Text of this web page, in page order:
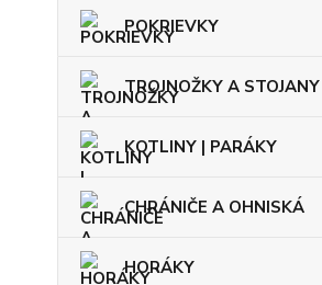
POKRIEVKY
TROJNOŽKY A STOJANY
KOTLINY | PARÁKY
CHRÁNIČE A OHNISKÁ
HORÁKY